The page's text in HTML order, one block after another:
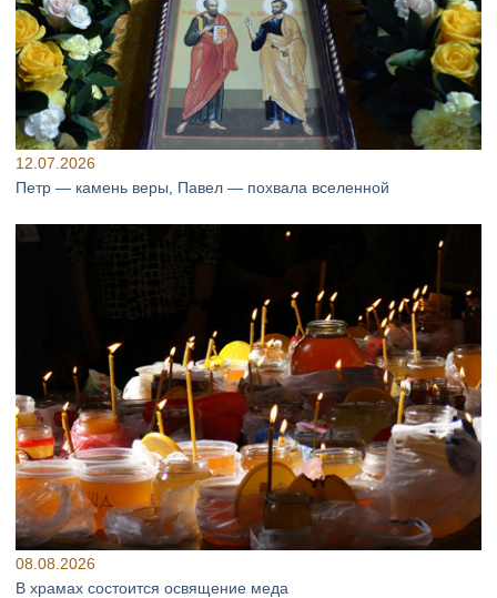
12.07.2026
Петр — камень веры, Павел — похвала вселенной
08.08.2026
В храмах состоится освящение меда